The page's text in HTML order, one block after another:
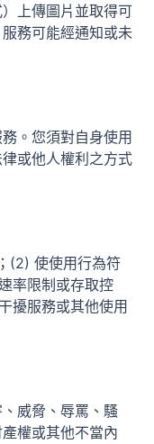
上傳圖片並取得可
務可能經通知或未
。您須對自身使用
或他人權利之方式
(2) 使使用行為符
率限制或存取控
擾服務或其他使用
威脅、辱罵、騷
權或其他不當內